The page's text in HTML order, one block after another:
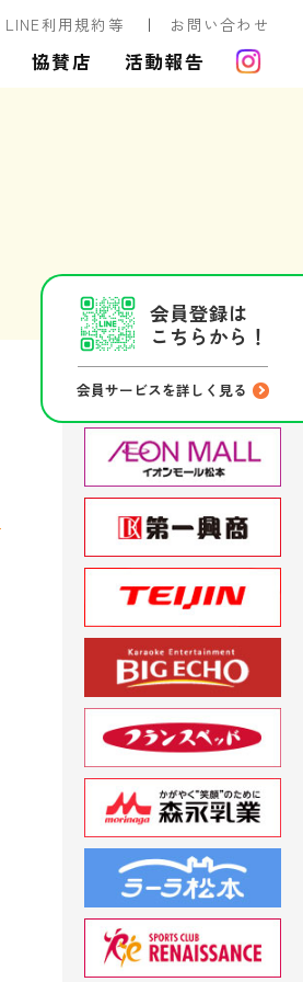
LINE利用規約等 お問い合わせ
協賛店 活動報告
会員登録は
こちらから！
会員サービスを詳しく見る